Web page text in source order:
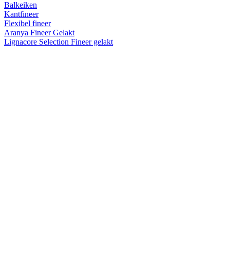
Balkeiken
Kantfineer
Flexibel fineer
Aranya Fineer Gelakt
Lignacore Selection Fineer gelakt